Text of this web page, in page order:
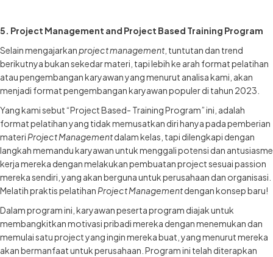
5. Project Management and Project Based Training Program
Selain mengajarkanproject management , tuntutan dan trend
berikutnya bukan sekedar materi, tapi lebih ke arah format pelatihan
atau pengembangan karyawan yang menurut analisa kami, akan
menjadi format pengembangan karyawan populer di tahun 2023.
Yang kami sebut “Project Based- Training Program” ini, adalah
format pelatihan yang tidak memusatkan diri hanya pada pemberian
materi Project Managementdalam kelas, tapi dilengkapi dengan
langkah memandu karyawan untuk menggali potensi dan antusiasme
kerja mereka dengan melakukan pembuatan project sesuai passion
mereka sendiri, yang akan berguna untuk perusahaan dan organisasi.
Melatih praktis pelatihan Project Managementdengan konsep baru!
Dalam program ini, karyawan peserta program diajak untuk
membangkitkan motivasi pribadi mereka dengan menemukan dan
memulai satu project yang ingin mereka buat, yang menurut mereka
akan bermanfaat untuk perusahaan. Program ini telah diterapkan